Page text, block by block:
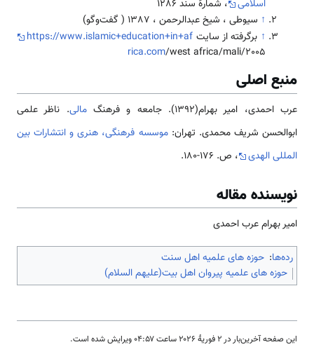
اسلامی‌
، شمارۀ سند 1286
↑ سیوطی ، شیخ عبدالرحمن ، 1387 ( گفت‌وگو)
↑ برگرفته از سایت https://www.islamic+education+in+af
rica.com/west africa/mali/2005
منبع اصلی
عرب احمدی، امیر بهرام(1392). جامعه و فرهنگ مالی. ناظر علمی
ابوالحسن شریف محمدی. تهران:موسسه فرهنگی، هنری و انتشارات بین
المللی الهدی
، ص. 176-180.
نویسنده مقاله
امیر بهرام عرب احمدی
رده‌ها: حوزه های علمیه اهل سنت
حوزه های علمیه پیروان اهل بیت(علیهم السلام)
این صفحه آخرین‌بار در ‏۲ فوریهٔ ۲۰۲۶ ساعت ‏۰۴:۵۷ ویرایش شده است.